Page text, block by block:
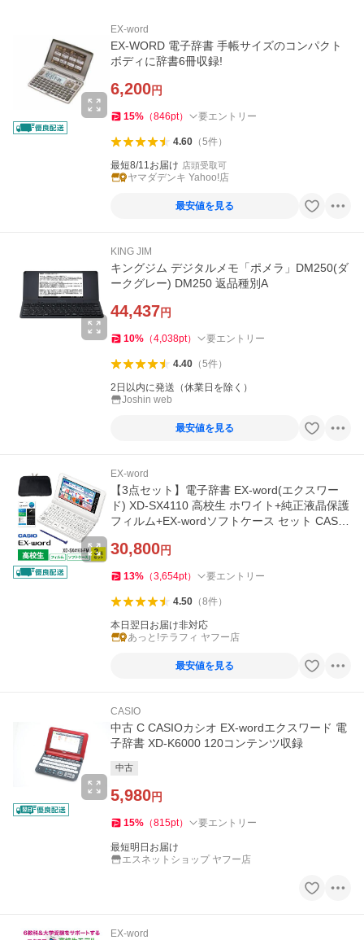
EX-word
EX-WORD 電子辞書 手帳サイズのコンパクト
ボディに辞書6冊収録!
6,200円
15% （846pt） 要エントリー
4.60（5件）
最短8/11お届け 店頭受取可
ヤマダデンキ Yahoo!店
最安値を見る
KING JIM
キングジム デジタルメモ「ポメラ」DM250(ダ
ークグレー) DM250 返品種別A
44,437円
10% （4,038pt） 要エントリー
4.40（5件）
2日以内に発送（休業日を除く）
Joshin web
最安値を見る
EX-word
【3点セット】電子辞書 EX-word(エクスワー
ド) XD-SX4110 高校生 ホワイト+純正液晶保護
フィルム+EX-wordソフトケース セット CASIO
30,800円
13% （3,654pt） 要エントリー
4.50（8件）
本日翌日お届け非対応
あっと!テラフィ ヤフー店
最安値を見る
CASIO
中古 C CASIOカシオ EX-wordエクスワード 電
子辞書 XD-K6000 120コンテンツ収録
中古
5,980円
15% （815pt） 要エントリー
最短明日お届け
エスネットショップ ヤフー店
EX-word